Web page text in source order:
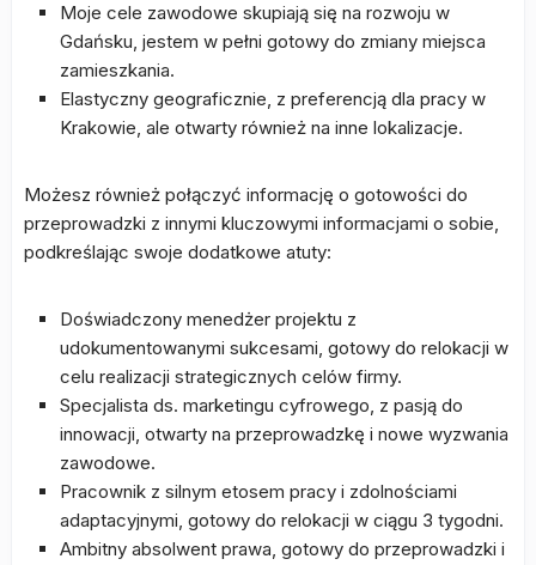
Moje cele zawodowe skupiają się na rozwoju w
Gdańsku, jestem w pełni gotowy do zmiany miejsca
zamieszkania.
Elastyczny geograficznie, z preferencją dla pracy w
Krakowie, ale otwarty również na inne lokalizacje.
Możesz również połączyć informację o gotowości do
przeprowadzki z innymi kluczowymi informacjami o sobie,
podkreślając swoje dodatkowe atuty:
Doświadczony menedżer projektu z
udokumentowanymi sukcesami, gotowy do relokacji w
celu realizacji strategicznych celów firmy.
Specjalista ds. marketingu cyfrowego, z pasją do
innowacji, otwarty na przeprowadzkę i nowe wyzwania
zawodowe.
Pracownik z silnym etosem pracy i zdolnościami
adaptacyjnymi, gotowy do relokacji w ciągu 3 tygodni.
Ambitny absolwent prawa, gotowy do przeprowadzki i